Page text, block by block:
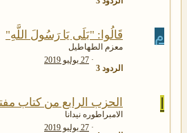
م قَالُوا: "بَلَى يَا رَسُولَ اللَّهِ"
معزم الطهاطيل
الردود 3
27 يوليو 2019
الحزب الرابع من كتاب
الامبراطوره نيدانا
27 يوليو 2019